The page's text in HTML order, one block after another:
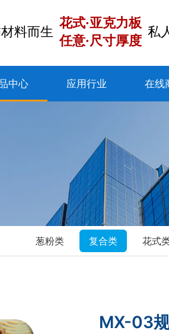
料而生
花式·亚克力板
任意·尺寸厚度
私
中心 应用行业 在线
葱粉类 复合类 花式
MX-03